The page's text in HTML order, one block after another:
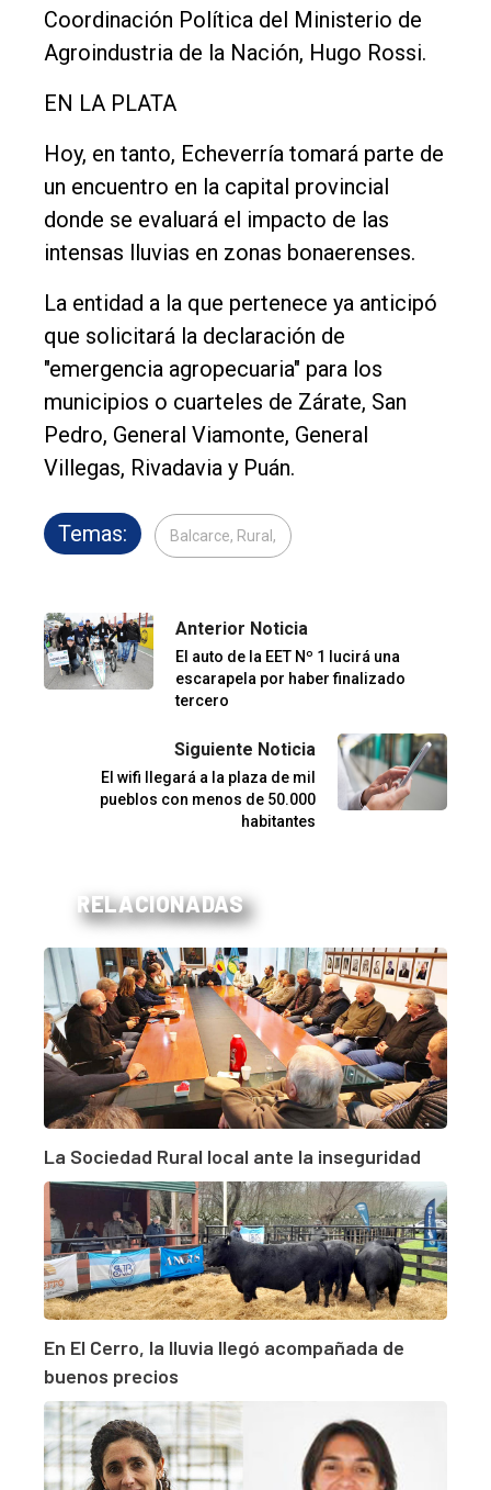
Coordinación Política del Ministerio de
Agroindustria de la Nación, Hugo Rossi.
EN LA PLATA
Hoy, en tanto, Echeverría tomará parte de
un encuentro en la capital provincial
donde se evaluará el impacto de las
intensas lluvias en zonas bonaerenses.
La entidad a la que pertenece ya anticipó
que solicitará la declaración de
"emergencia agropecuaria" para los
municipios o cuarteles de Zárate, San
Pedro, General Viamonte, General
Villegas, Rivadavia y Puán.
Temas: Balcarce, Rural,
Anterior Noticia
El auto de la EET Nº 1 lucirá una
escarapela por haber finalizado
tercero
Siguiente Noticia
El wifi llegará a la plaza de mil
pueblos con menos de 50.000
habitantes
RELACIONADAS
La Sociedad Rural local ante la inseguridad
En El Cerro, la lluvia llegó acompañada de
buenos precios